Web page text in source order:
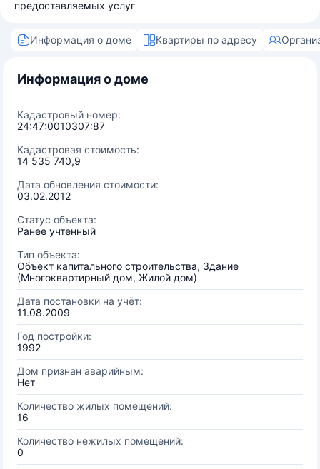
предоставляемых услуг
Информация о доме Квартиры по адресу
Информация о доме
Кадастровый номер:
24:47:0010307:87
Кадастровая стоимость:
14 535 740,9
Дата обновления стоимости:
03.02.2012
Статус объекта:
Ранее учтенный
Тип объекта:
Объект капитального строительства, Здание
(Многоквартирный дом, Жилой дом)
Дата постановки на учёт:
11.08.2009
Год постройки:
1992
Дом признан аварийным:
Нет
Количество жилых помещений:
16
Количество нежилых помещений:
0